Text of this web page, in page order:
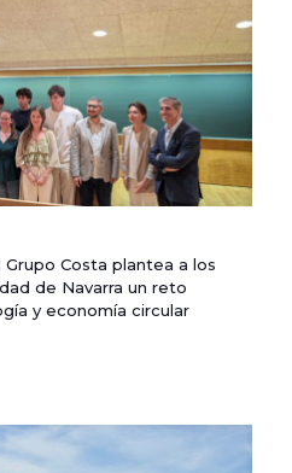
Costa plantea a los
de Navarra un reto
y economía circular